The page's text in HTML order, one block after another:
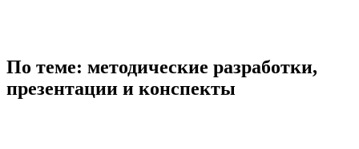
По теме: методические разработки,
презентации и конспекты